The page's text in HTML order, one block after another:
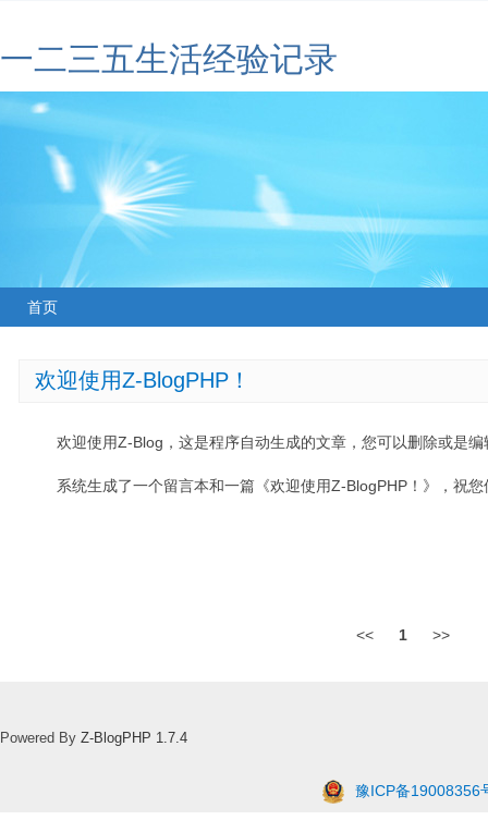
一二三五生活经验记录
首页
欢迎使用Z-BlogPHP！
欢迎使用Z-Blog，这是程序自动生成的文章，您可以删除或是编
系统生成了一个留言本和一篇《欢迎使用Z-BlogPHP！》，祝
<< 1 >>
Powered By Z-BlogPHP 1.7.4
豫ICP备19008356